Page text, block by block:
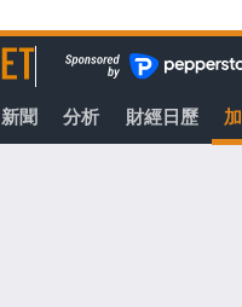
新聞 分析 財經日歷